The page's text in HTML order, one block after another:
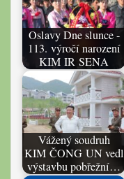
Oslavy Dne slunce -
113. výročí narození
KIM IR SENA
Vážený soudruh
KIM ČONG UN vedl
výstavbu pobřežní…